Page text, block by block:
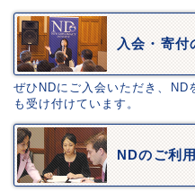
入会・寄付
ぜひNDにご入会いただき、ND
も受け付けています。
NDのご利